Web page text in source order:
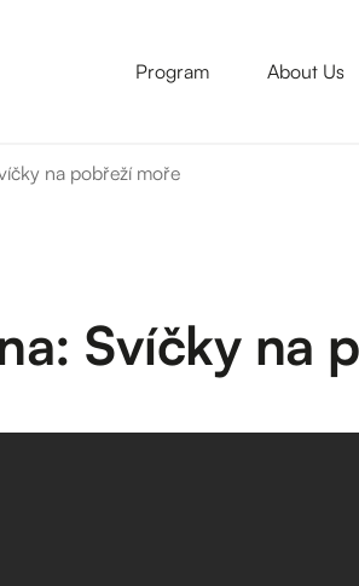
Program About Us
na pobřeží moře
Svíčky na